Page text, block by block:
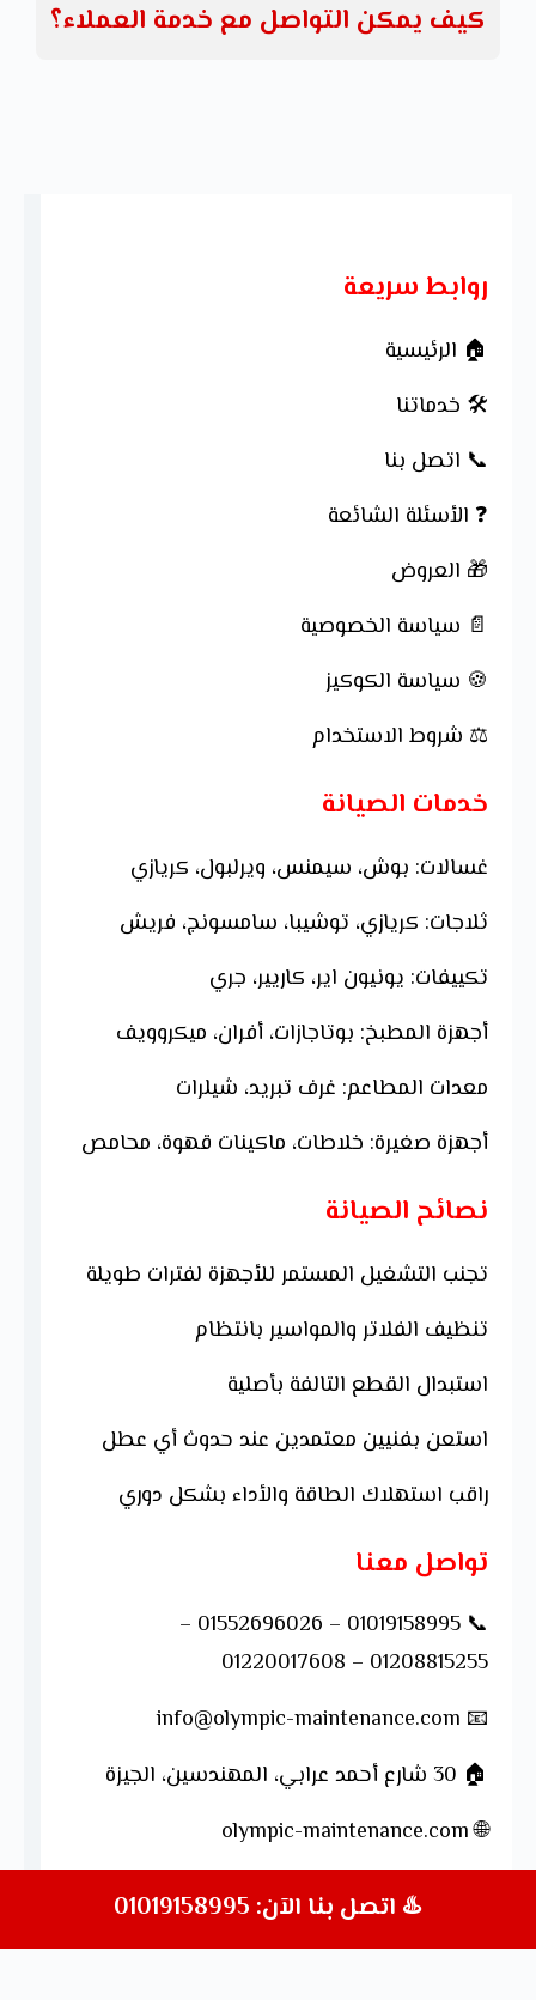
كيف يمكن التواصل مع خدمة العملاء؟
♨️ اتصل بنا الآن: 01019158995
روابط سريعة
🏠 الرئيسية
🛠 خدماتنا
📞 اتصل بنا
❓ الأسئلة الشائعة
🎁 العروض
📄 سياسة الخصوصية
🍪 سياسة الكوكيز
⚖ شروط الاستخدام
خدمات الصيانة
غسالات: بوش، سيمنس، ويرلبول، كريازي
ثلاجات: كريازي، توشيبا، سامسونج، فريش
تكييفات: يونيون اير، كاريير، جري
أجهزة المطبخ: بوتاجازات، أفران، ميكروويف
معدات المطاعم: غرف تبريد، شيلرات
أجهزة صغيرة: خلاطات، ماكينات قهوة، محامص
نصائح الصيانة
تجنب التشغيل المستمر للأجهزة لفترات طويلة
تنظيف الفلاتر والمواسير بانتظام
استبدال القطع التالفة بأصلية
استعن بفنيين معتمدين عند حدوث أي عطل
راقب استهلاك الطاقة والأداء بشكل دوري
تواصل معنا
📞 01019158995 – 01552696026 –
01208815255 – 01220017608
📧 info@olympic-maintenance.com
🏠 30 شارع أحمد عرابي، المهندسين، الجيزة
🌐
olympic-maintenance.com
المصنعة أو الوكيل الرسمي.